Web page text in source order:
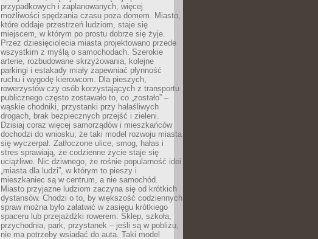
przypadkowych i zaplanowanych, więcej
możliwości spędzania czasu poza domem. Miasto,
które oddaje przestrzeń ludziom, staje się
miejscem, w którym po prostu dobrze się żyje.
Przez dziesięciolecia miasta projektowano przede
wszystkim z myślą o samochodach. Szerokie
arterie, rozbudowane skrzyżowania, kolejne
parkingi i estakady miały zapewniać płynność
ruchu i wygodę kierowcom. Dla pieszych,
rowerzystów czy osób korzystających z transportu
publicznego często zostawało to, co „zostało” –
wąskie chodniki, przystanki przy hałaśliwych
drogach, brak bezpiecznych przejść i zieleni.
Dzisiaj coraz więcej samorządów i mieszkańców
dochodzi do wniosku, że taki model rozwoju miasta
się wyczerpał. Zatłoczone ulice, smog, hałas i
stres sprawiają, że codzienne życie staje się
uciążliwe. Nic dziwnego, że rośnie popularność idei
„miasta dla ludzi”, w którym to pieszy i
mieszkaniec są w centrum, a nie samochód.
Miasto przyjazne ludziom zaczyna się od krótkich
dystansów. Chodzi o to, by większość codziennych
spraw można było załatwić w zasięgu krótkiego
spaceru lub przejażdżki rowerem. Sklep, szkoła,
przychodnia, park, przystanek – jeśli są w pobliżu,
nie ma potrzeby wsiadać do auta. Taki model